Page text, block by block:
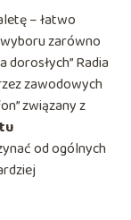
– łatwo
zarówno
Radia
zawodowych
związany z
od ogólnych